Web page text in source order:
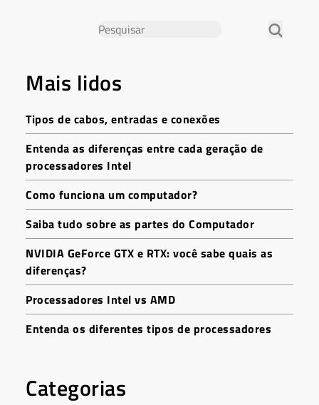
Mais lidos
Tipos de cabos, entradas e conexões
Entenda as diferenças entre cada geração de
processadores Intel
Como funciona um computador?
Saiba tudo sobre as partes do Computador
NVIDIA GeForce GTX e RTX: você sabe quais as
diferenças?
Processadores Intel vs AMD
Entenda os diferentes tipos de processadores
Categorias